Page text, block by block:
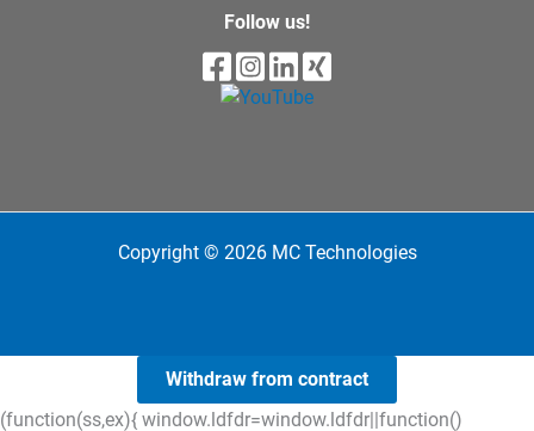
Follow us!
Copyright © 2026 MC Technologies
Withdraw from contract
(function(ss,ex){ window.ldfdr=window.ldfdr||function()